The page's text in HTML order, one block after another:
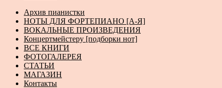
Архив пианистки
НОТЫ ДЛЯ ФОРТЕПИАНО [А-Я]
ВОКАЛЬНЫЕ ПРОИЗВЕДЕНИЯ
Концертмейстеру [подборки нот]
ВСЕ КНИГИ
ФОТОГАЛЕРЕЯ
СТАТЬИ
МАГАЗИН
Контакты